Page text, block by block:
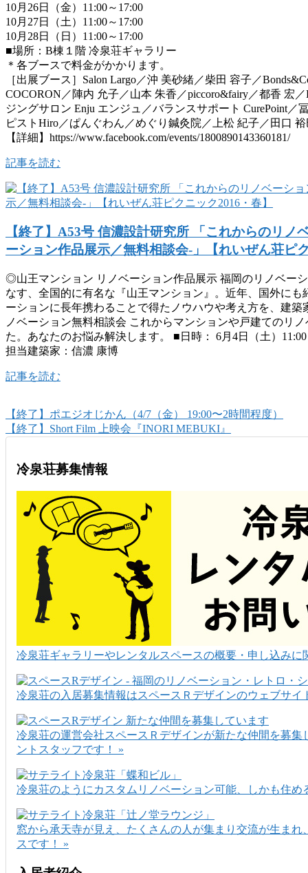
10月26日（金）11:00～17:00
10月27日（土）11:00～17:00
10月28日（日）11:00～17:00
■場所：B棟１階 冷泉荘ギャラリー
＊各ブースで料金がかかります。
［出展ブース］Salon Largo／沖 美砂緒／柴田 容子／
COCORON／陣内 允子／山本 朱香／piccoro&fairy／都香 宏
ジングサロン Enju エンジュ／バランスサポート CurePoint
ピストHiro／ぱんぐわん／めぐり鍼灸院／上松 紀子／田口
【詳細】https://www.facebook.com/events/1800890143360181/
記事を読む
【終了】A53号 信濃設計研究所 「これからのリノ
ーション作品展示／無料相談会-」【れいぜん荘ピ
◎山王マンション リノベーション作品展示 福岡のリノベー
なす、全国的に有名な『山王マンション』。近年、国外に
ーションに長年携わることで得たノウハウや考え方を、建
ノベーション無料相談会 これからマンションや戸建てのリ
た。あなたのお悩み解決します。 ■日時： 6月4日（土）
担当建築家：信濃 康博
記事を読む
【終了】ポエジオじかん（4/7（金） 19:00〜2時間程度）
【終了】Short Film 上映会『INORI MEBUKI』
冷泉荘募集情報
冷泉荘ギャラリーやレンタルスペースの概要・申し込みに
冷泉荘の入居募集情報はスペースＲデザインのウェブサイ
冷泉荘の運営会社スペースＲデザインが新たな仲間を募
ントスタッフです！ »
冷泉荘のようにカスタムリノベーション可能、しかも住め
窓から承天寺が見え、たくさんの人が集まり交流が生ま
スです！ »